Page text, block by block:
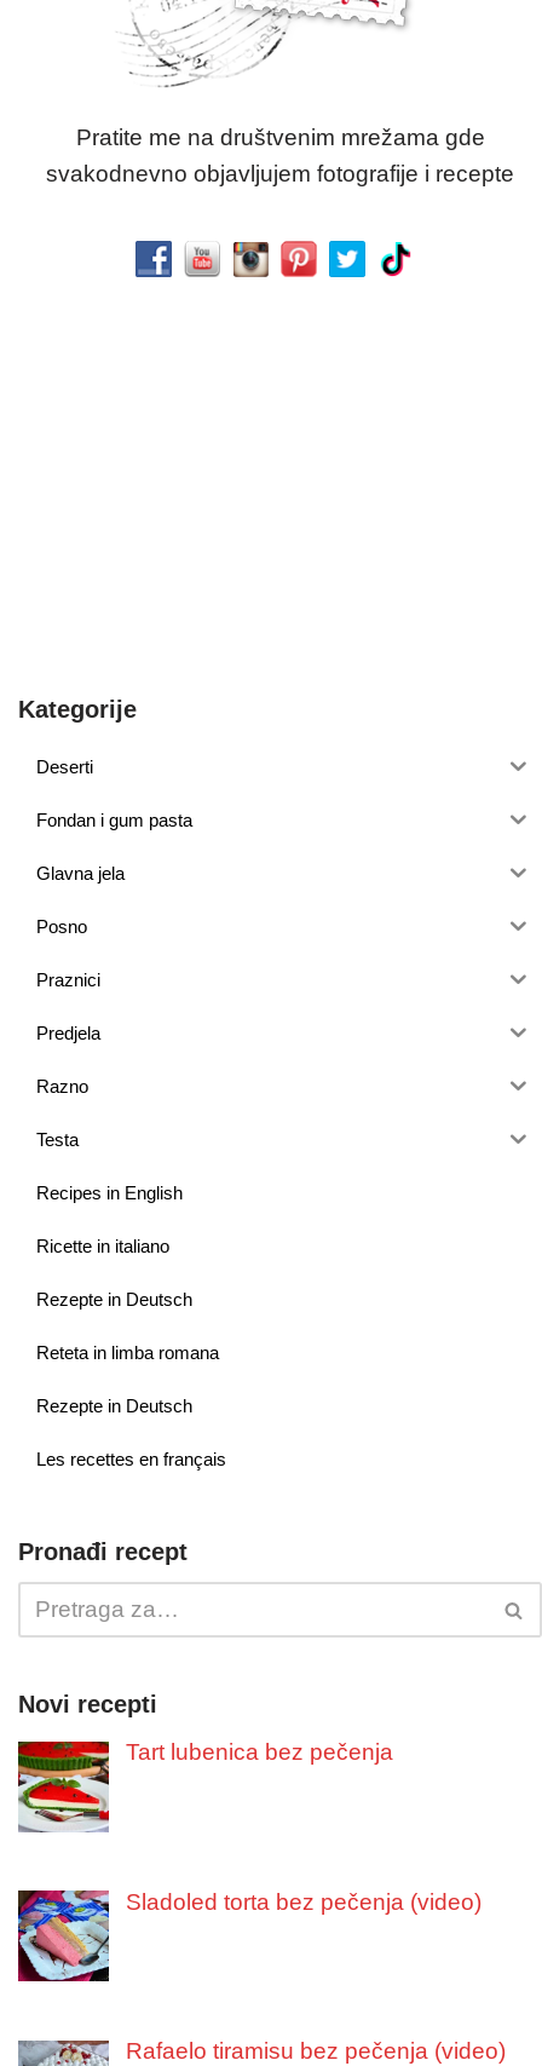
Pratite me na društvenim mrežama gde
svakodnevno objavljujem fotografije i recepte
Kategorije
Deserti
Fondan i gum pasta
Glavna jela
Posno
Praznici
Predjela
Razno
Testa
Recipes in English
Ricette in italiano
Rezepte in Deutsch
Reteta in limba romana
Rezepte in Deutsch
Les recettes en français
Pronađi recept
Novi recepti
Tart lubenica bez pečenja
Sladoled torta bez pečenja (video)
Rafaelo tiramisu bez pečenja (video)